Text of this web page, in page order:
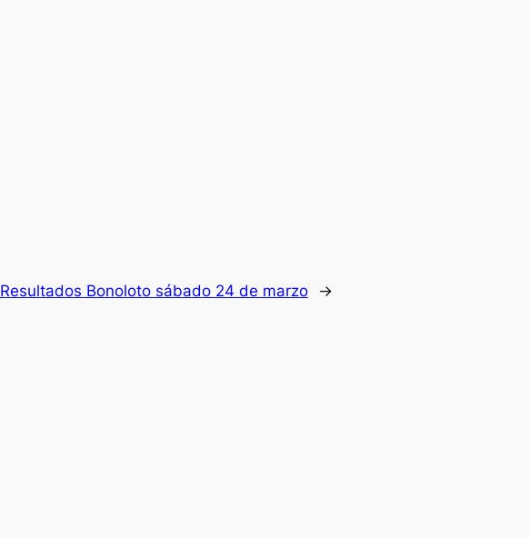
Resultados Bonoloto sábado 24 de marzo →